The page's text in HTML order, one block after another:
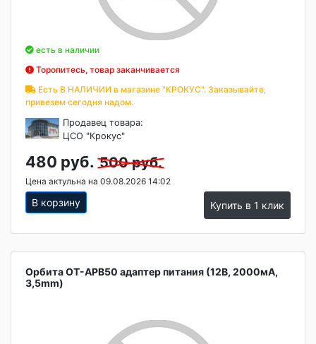
есть в наличии
Торопитесь, товар заканчивается
Есть В НАЛИЧИИ в магазине "КРОКУС". Заказывайте,
привезем сегодня надом.
Продавец товара:
ЦСО "Крокус"
480 руб. 500 руб.
Цена актульна на 09.08.2026 14:02
В корзину Купить в 1 клик
Орбита OT-APB50 адаптер питания (12В, 2000мА,
3,5mm)